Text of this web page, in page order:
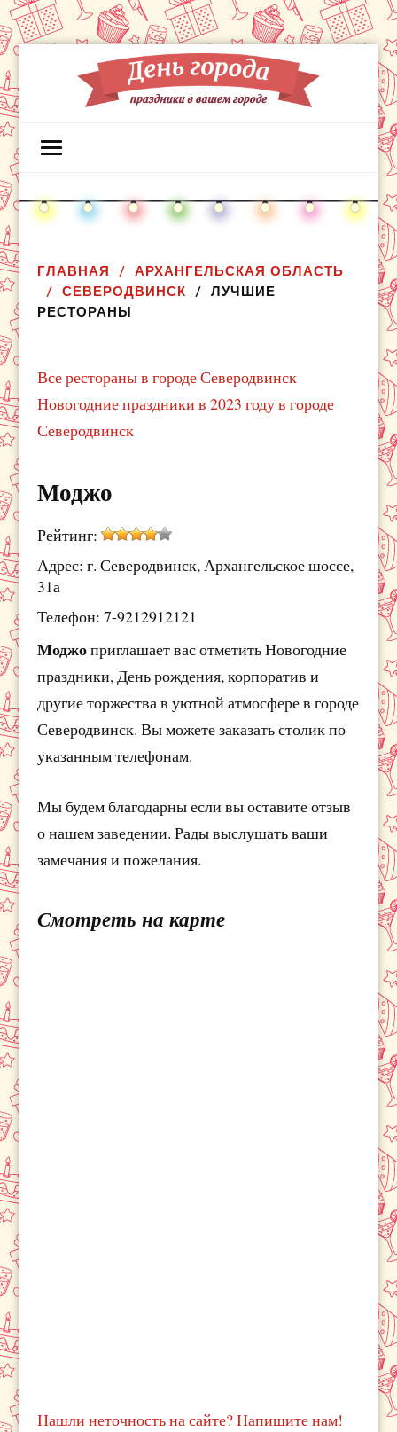
ГЛАВНАЯ
АРХАНГЕЛЬСКАЯ ОБЛАСТЬ
СЕВЕРОДВИНСК
ЛУЧШИЕ
РЕСТОРАНЫ
Все рестораны в городе Северодвинск
Новогодние праздники в 2023 году в городе
Северодвинск
Моджо
Рейтинг:
Адрес: г. Северодвинск, Архангельское шоссе,
31а
Телефон: 7-9212912121
Моджоприглашает вас отметить Новогодние
праздники, День рождения, корпоратив и
другие торжества в уютной атмосфере в городе
Северодвинск. Вы можете заказать столик по
указанным телефонам.
Мы будем благодарны если вы оставите отзыв
о нашем заведении. Рады выслушать ваши
замечания и пожелания.
Смотреть на карте
Нашли неточность на сайте? Напишите нам!